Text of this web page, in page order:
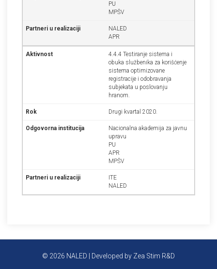
PU
MPŠV
NALED
APR
4.4.4 Testiranje sistema i
obuka službenika za korišćenje
sistema optimizovane
registracije i odobravanja
subjekata u poslovanju
hranom.
Drugi kvartal 2020.
Nacionalna akademija za javnu
upravu
PU
APR
MPŠV
ITE
NALED
© 2026 NALED | Developed by Zea Stim R&D